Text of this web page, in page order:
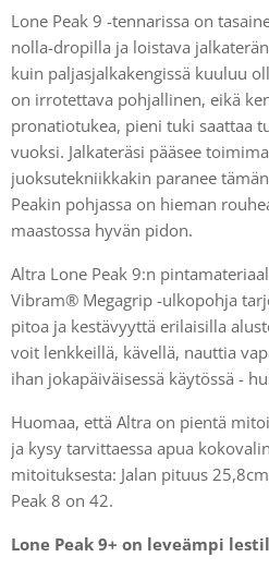
Lone Peak 9 -tennarissa on
nolla-dropilla ja loistava
kuin paljasjalkakengissä kuuluu
on irrotettava pohjallinen, eikä
pronatiotukea, pieni tuki saattaa
vuoksi. Jalkateräsi pääsee
juoksutekniikkakin paranee
Peakin pohjassa on hieman
maastossa hyvän pidon.
Altra Lone Peak 9:n
Vibram® Megagrip -ulkopohja
pitoa ja kestävyyttä erilaisilla
voit lenkkeillä, kävellä, nauttia
ihan jokapäiväisessä käytössä -
Huomaa, että Altra on pientä
ja kysy tarvittaessa apua
mitoituksesta: Jalan pituus
Peak 8 on 42.
Lone Peak 9+ on leveämpi